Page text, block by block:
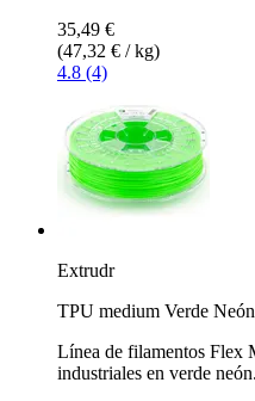
35,49 €
(47,32 € / kg)
4.8 (4)
Extrudr
TPU medium Verde Neón
Línea de filamentos Flex
industriales en verde neón.